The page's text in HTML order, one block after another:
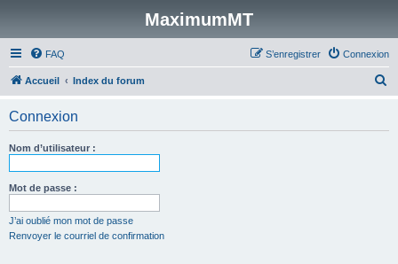
MaximumMT
FAQ Connexion
S’enregistrer
Accueil Index du forum
Connexion
Nom d’utilisateur :
Mot de passe :
J’ai oublié mon mot de passe
Renvoyer le courriel de confirmation